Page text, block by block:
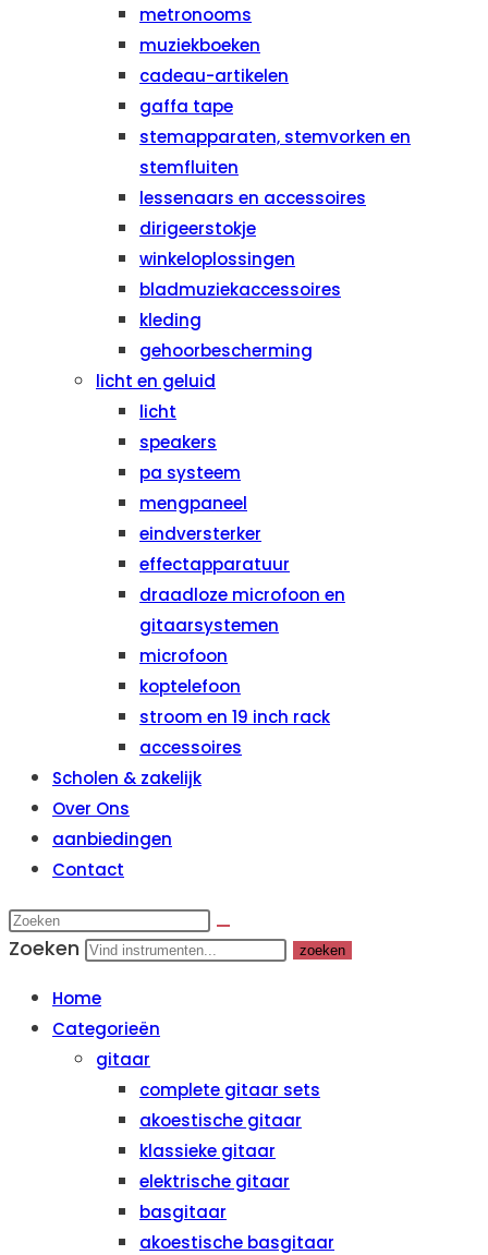
metronooms
muziekboeken
cadeau-artikelen
gaffa tape
stemapparaten, stemvorken en
stemfluiten
lessenaars en accessoires
dirigeerstokje
winkeloplossingen
bladmuziekaccessoires
kleding
gehoorbescherming
licht en geluid
licht
speakers
pa systeem
mengpaneel
eindversterker
effectapparatuur
draadloze microfoon en
gitaarsystemen
microfoon
koptelefoon
stroom en 19 inch rack
accessoires
Scholen & zakelijk
Over Ons
aanbiedingen
Contact
Zoeken zoeken
Home
Categorieën
gitaar
complete gitaar sets
akoestische gitaar
klassieke gitaar
elektrische gitaar
basgitaar
akoestische basgitaar